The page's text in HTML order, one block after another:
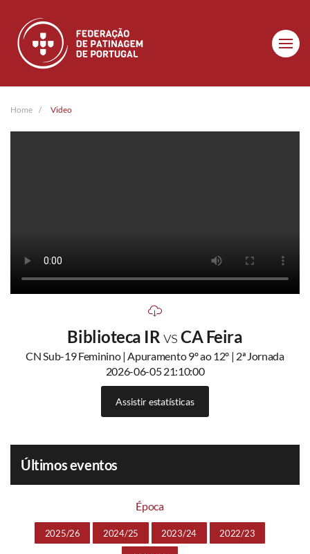
Skip to main content
Home Video
Biblioteca IRvsCA Feira
CN Sub-19 Feminino | Apuramento 9º ao 12º | 2ª Jornada
2026-06-05 21:10:00
Assistir estatísticas
Últimos eventos
Época
2025/26 2024/25 2023/24 2022/23